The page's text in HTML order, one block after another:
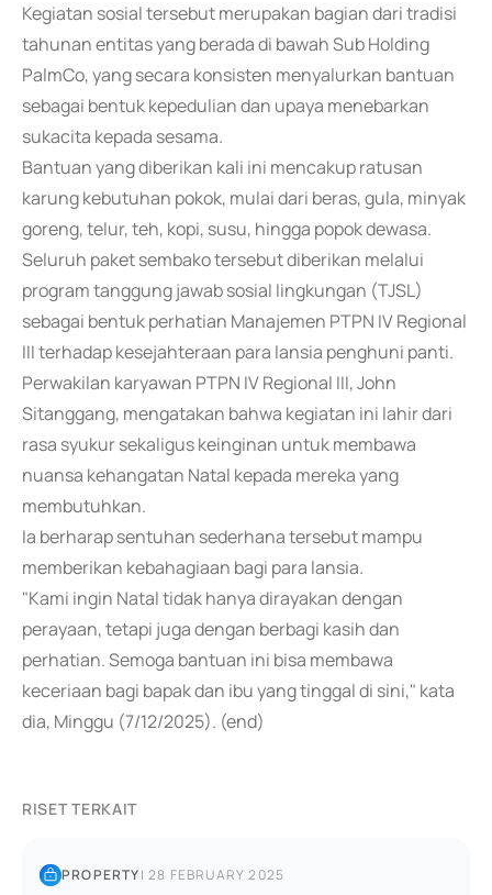
Kegiatan sosial tersebut merupakan bagian dari tradisi
tahunan entitas yang berada di bawah Sub Holding
PalmCo, yang secara konsisten menyalurkan bantuan
sebagai bentuk kepedulian dan upaya menebarkan
sukacita kepada sesama.
Bantuan yang diberikan kali ini mencakup ratusan
karung kebutuhan pokok, mulai dari beras, gula, minyak
goreng, telur, teh, kopi, susu, hingga popok dewasa.
Seluruh paket sembako tersebut diberikan melalui
program tanggung jawab sosial lingkungan (TJSL)
sebagai bentuk perhatian Manajemen PTPN IV Regional
III terhadap kesejahteraan para lansia penghuni panti.
Perwakilan karyawan PTPN IV Regional III, John
Sitanggang, mengatakan bahwa kegiatan ini lahir dari
rasa syukur sekaligus keinginan untuk membawa
nuansa kehangatan Natal kepada mereka yang
membutuhkan.
Ia berharap sentuhan sederhana tersebut mampu
memberikan kebahagiaan bagi para lansia.
"Kami ingin Natal tidak hanya dirayakan dengan
perayaan, tetapi juga dengan berbagi kasih dan
perhatian. Semoga bantuan ini bisa membawa
keceriaan bagi bapak dan ibu yang tinggal di sini," kata
dia, Minggu (7/12/2025). (end)
RISET TERKAIT
PROPERTY|28 FEBRUARY 2025